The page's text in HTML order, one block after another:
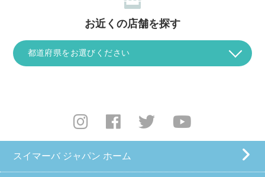
お近くの店舗を探す
スイマーバ ジャパン ホーム